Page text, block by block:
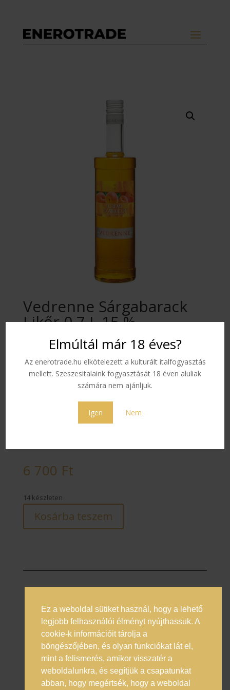
Elmúltál már 18 éves?
Az enerotrade.hu elkötelezett a kulturált italfogyasztás
mellett. Szeszesitalaink fogyasztását 18 éven aluliak
számára nem ajánljuk.
Igen Nem
Vedrenne Sárgabarack
Likőr 0,7 L 15 %
A Vedrenne sárgabarack likőrünk gyönyörő arany
narancssárga színű, ízletes, a napérlelte gyümölcs
minden illatával és az éretten szedett barack minden
Napérlelte gyümölcs
6 700 Ft
14 készleten
Kosárba teszem
Prémium italok magyarországi nagykövete
Általános Szerződési Feltételek
Adatkezelési Tájékoztató
Online vitarendezés
Ez a weboldal sütiket használ, hogy a lehető
legjobb felhasználói élményt nyújthassuk. A
cookie-k információit tárolja a
böngészőjében, és olyan funkciókat lát el,
mint a felismerés, amikor visszatér a
weboldalunkra, és segítjük a csapatunkat
abban, hogy megértsék, hogy a weboldal